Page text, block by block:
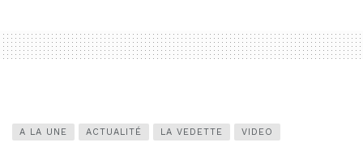
A LA UNE ACTUALITÉ LA VEDETTE VIDEO